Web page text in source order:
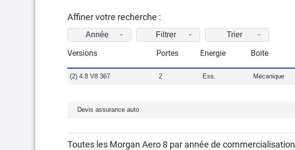
Affiner votre recherche :
Année Filtrer Trier
Versions Portes Energie Boite
(2) 4.8 V8 367 2 Ess. Mécanique
Devis assurance auto
Toutes les Morgan Aero 8 par année de commercialisation